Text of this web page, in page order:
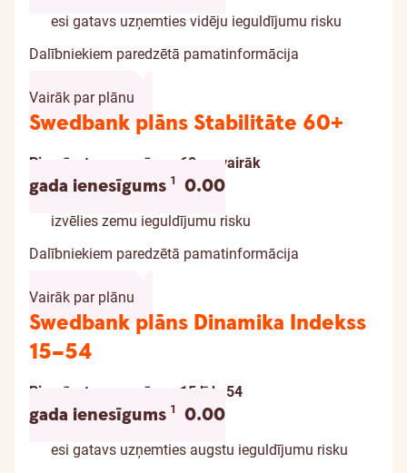
esi gatavs uzņemties vidēju ieguldījumu risku
Dalībniekiem paredzētā pamatinformācija
Vairāk par plānu
Swedbank plāns Stabilitāte 60+
Piemērots vecumā: no 60 un vairāk
gada ienesīgums 1 0.00
izvēlies zemu ieguldījumu risku
Dalībniekiem paredzētā pamatinformācija
Vairāk par plānu
Swedbank plāns Dinamika Indekss
15–54
Piemērots vecumā: no 15 līdz 54
gada ienesīgums 1 0.00
esi gatavs uzņemties augstu ieguldījumu risku